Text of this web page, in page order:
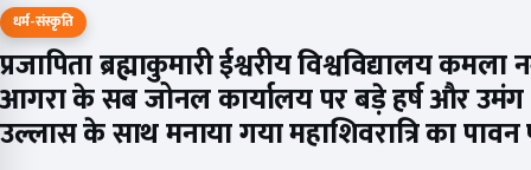
धर्म-संस्कृति
प्रजापिता ब्रह्माकुमारी ईश्वरीय विश्वविद्यालय कमला
आगरा के सब जोनल कार्यालय पर बड़े हर्ष और उमंग
उल्लास के साथ मनाया गया महाशिवरात्रि का पावन